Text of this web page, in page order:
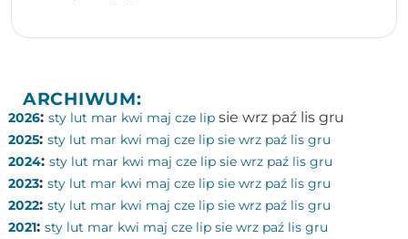
ARCHIWUM:
2026: sty lut mar kwi maj cze lip sie wrz paź lis gru
2025: sty lut mar kwi maj cze lip sie wrz paź lis gru
2024: sty lut mar kwi maj cze lip sie wrz paź lis gru
2023: sty lut mar kwi maj cze lip sie wrz paź lis gru
2022: sty lut mar kwi maj cze lip sie wrz paź lis gru
2021: sty lut mar kwi maj cze lip sie wrz paź lis gru